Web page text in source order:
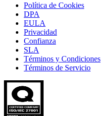
Política de Cookies
DPA
EULA
Privacidad
Confianza
SLA
Términos y Condiciones
Términos de Servicio